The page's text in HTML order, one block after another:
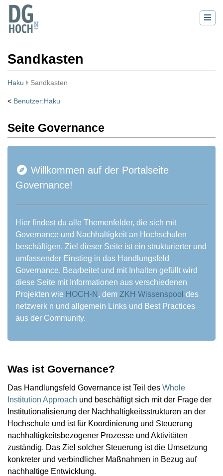
Sandkasten
Haku Sandkasten
< Benutzer:Haku
Seite Governance
Willkommen auf der Portalseite
Governance!
Hier findest du alle Themenfelder, die sich mit
Governance und Nachhaltigkeit an Hochschulen
beschäftigen. Ziel dieser Seite ist ein strukturierter und
umfassender Einstieg in das Handlungsfeld
Governance. Bearbeitet und mit Inhalten gefüllt wird
diese Seite mit Informationen aus verschiedenen
Projekten wie HOCH-N , dem ZKH Wissenspool des
netzwerk n und allgemein Links und Best Practices
aus der Community.
Was ist Governance?
Das Handlungsfeld Governance ist Teil des Whole
Institution Approach und beschäftigt sich mit der Frage der
Institutionalisierung der Nachhaltigkeitsstrukturen an der
Hochschule und ist für Koordinierung und Steuerung
nachhaltigkeitsbezogener Prozesse und Aktivitäten
zuständig. Das Ziel solcher Steuerung ist die Umsetzung
konkreter und verbindlicher Maßnahmen in Bezug auf
nachhaltige Entwicklung.